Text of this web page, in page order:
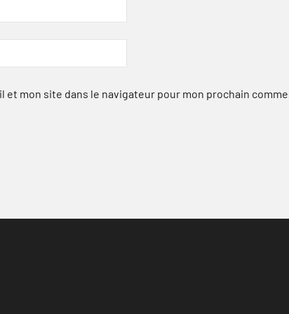
et mon site dans le navigateur pour mon prochain